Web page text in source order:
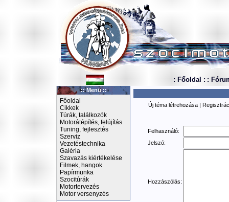
: Főoldal : :
:: Menü ::
Főoldal
Cikkek
Túrák, találkozók
Motorátépítés, felújítás
Tuning, fejlesztés
Szerviz
Vezetéstechnika
Galéria
Szavazás kiértékelése
Filmek, hangok
Papírmunka
Szocitúrák
Motortervezés
Motor versenyzés
Új téma létrehozása |
Felhasználó:
Jelszó:
Hozzászólás: